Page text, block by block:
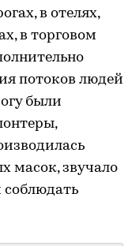
в отелях,
в торговом
потоков людей
были
масок, звучало
соблюдать